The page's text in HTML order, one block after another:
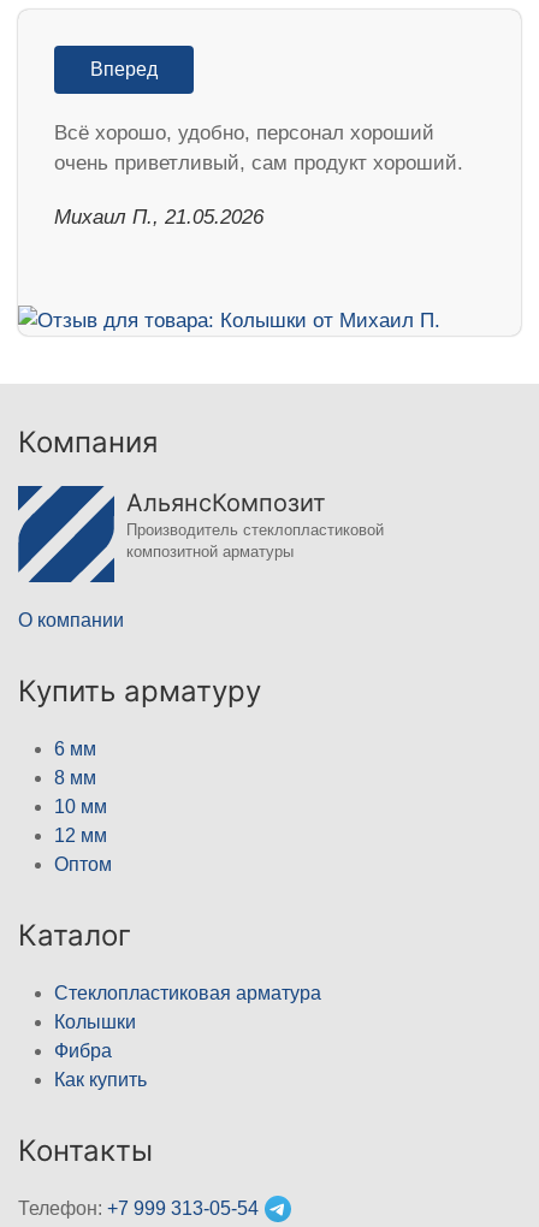
Вперед
Всё хорошо, удобно, персонал хороший
очень приветливый, сам продукт хороший.
Михаил П., 21.05.2026
Компания
АльянсКомпозит
Производитель стеклопластиковой
композитной арматуры
О компании
Купить арматуру
6 мм
8 мм
10 мм
12 мм
Оптом
Каталог
Стеклопластиковая арматура
Колышки
Фибра
Как купить
Контакты
Телефон: +7 999 313-05-54